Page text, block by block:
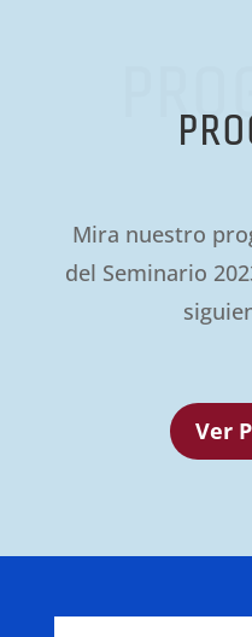
Mira nuestro
del Seminario
Ver